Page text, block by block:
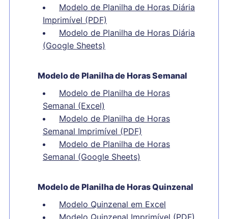
Modelo de Planilha de Horas Diária
Imprimível (PDF)
Modelo de Planilha de Horas Diária
(Google Sheets)
Modelo de Planilha de Horas Semanal
Modelo de Planilha de Horas
Semanal (Excel)
Modelo de Planilha de Horas
Semanal Imprimível (PDF)
Modelo de Planilha de Horas
Semanal (Google Sheets)
Modelo de Planilha de Horas Quinzenal
Modelo Quinzenal em Excel
Modelo Quinzenal Imprimível (PDF)